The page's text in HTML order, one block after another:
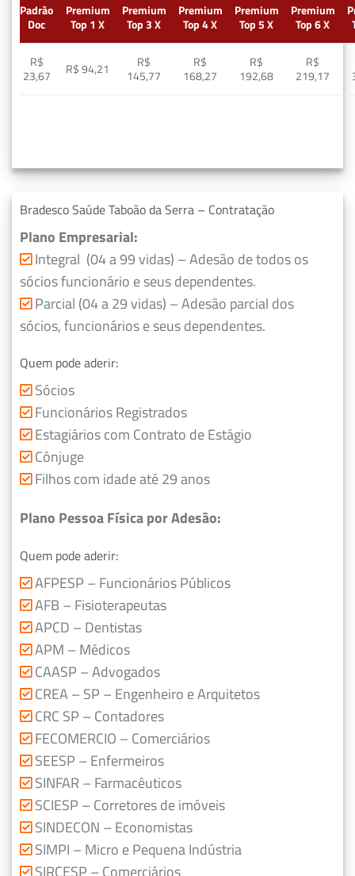
Padrão
Doc
Premium
Top 1 X
Premium
Top 3 X
Premium
Top 4 X
Premium
Top 5 X
Premium
Top 6 X
R$
23,67
R$ 94,21
R$
145,77
R$
168,27
R$
192,68
R$
219,17
Bradesco Saúde Taboão da Serra – Contratação
Plano Empresarial:
Integral (04 a 99 vidas) – Adesão de todos os
sócios funcionário e seus dependentes.
Parcial (04 a 29 vidas) – Adesão parcial dos
sócios, funcionários e seus dependentes.
Quem pode aderir:
Sócios
Funcionários Registrados
Estagiários com Contrato de Estágio
Cônjuge
Filhos com idade até 29 anos
Plano Pessoa Física por Adesão:
Quem pode aderir:
AFPESP – Funcionários Públicos
AFB – Fisioterapeutas
APCD – Dentistas
APM – Médicos
CAASP – Advogados
CREA – SP – Engenheiro e Arquitetos
CRC SP – Contadores
FECOMERCIO – Comerciários
SEESP – Enfermeiros
SINFAR – Farmacêuticos
SCIESP – Corretores de imóveis
SINDECON – Economistas
SIMPI – Micro e Pequena Indústria
SIRCESP – Comerciários